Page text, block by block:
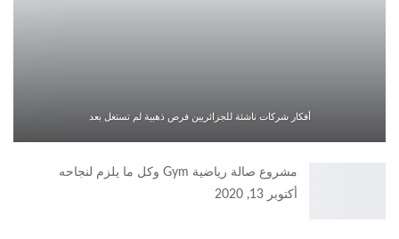
أفكار شركات ناشئة للجزائريين فرص ذهبية لم تستغل بعد
مشروع صالة رياضية Gym وكل ما يلزم لنجاحه
أكتوبر 13, 2020